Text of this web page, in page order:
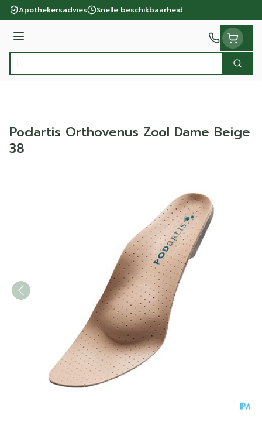
Ga naar de inhoud
Apothekersadvies Snelle beschikbaarheid
Menu
Product, merk, categorie...
Zoek
Podartis Orthovenus Zool Dame Beige
38